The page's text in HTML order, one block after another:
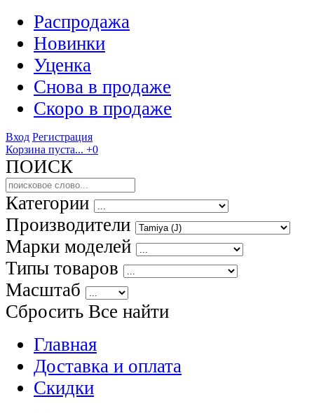
Распродажа
Новинки
Уценка
Снова в продаже
Скоро в продаже
Вход Регистрация
Корзина пуста... +0
ПОИСК
Категории
Производители
Марки моделей
Типы товаров
Масштаб
Сбросить Все найти
Главная
Доставка и оплата
Скидки